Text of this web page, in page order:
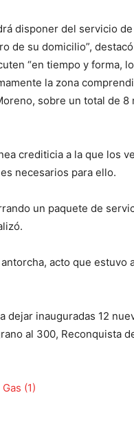
disponer del servicio
de su domicilio”,
“en tiempo y forma,
la zona
sobre un total de 8
crediticia a la que los
necesarios para ello.
un paquete de
acto que estuvo
inauguradas 12
al 300, Reconquista